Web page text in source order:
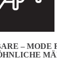
– MODE